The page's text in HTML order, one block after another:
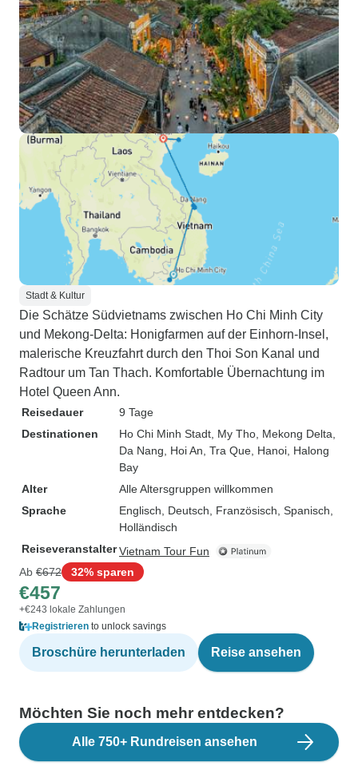
Stadt & Kultur
Die Schätze Südvietnams zwischen Ho Chi Minh City
und Mekong-Delta: Honigfarmen auf der Einhorn-Insel,
malerische Kreuzfahrt durch den Thoi Son Kanal und
Radtour um Tan Thach. Komfortable Übernachtung im
Hotel Queen Ann.
Reisedauer
9 Tage
Destinationen
Ho Chi Minh Stadt , My Tho , Mekong Delta
Da Nang , Hoi An , Tra Que , Hanoi , Halong
Bay
Alter
Alle Altersgruppen willkommen
Sprache
Englisch, Deutsch, Französisch, Spanisch,
Holländisch
ReiseveranstalterVietnam Tour Fun
Ab €672 32% sparen
€457
+€243 lokale Zahlungen
Registrieren to unlock savings
Broschüre herunterladen Reise ansehen
Möchten Sie noch mehr entdecken?
Alle 750+ Rundreisen ansehen